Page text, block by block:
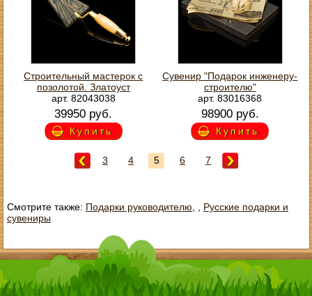
Строительный мастерок с
позолотой. Златоуст
арт. 82043038
39950 руб.
Купить
Сувенир "Подарок инженеру-
строителю"
арт. 83016368
98900 руб.
Купить
3 4 5 6 7
Смотрите также: Подарки руководителю
Русские подарки и
сувениры